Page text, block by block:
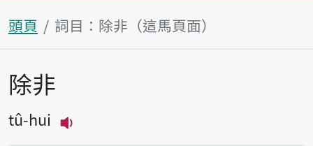
頭頁 詞目：除非（這馬頁面）
主內容區
除非
tû-hui